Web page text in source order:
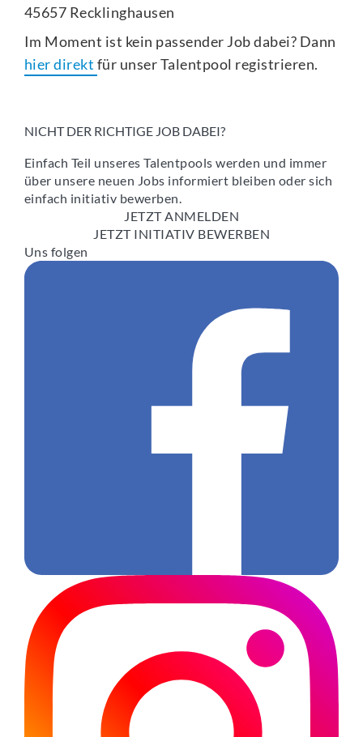
45657 Recklinghausen
Im Moment ist kein passender Job dabei? Dann
hier direkt für unser Talentpool registrieren.
NICHT DER RICHTIGE JOB DABEI?
Einfach Teil unseres Talentpools werden und immer
über unsere neuen Jobs informiert bleiben oder sich
einfach initiativ bewerben.
JETZT ANMELDEN
JETZT INITIATIV BEWERBEN
Uns folgen